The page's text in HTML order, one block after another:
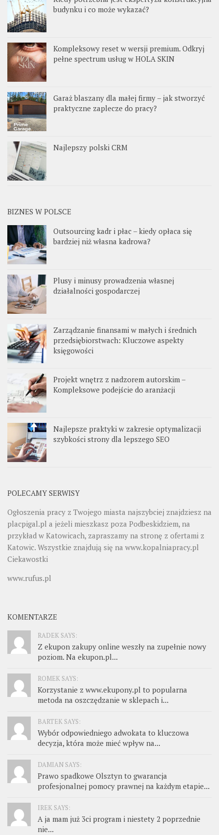
budynku i co może wykazać?
Kompleksowy reset w wersji premium. Odkryj
pełne spectrum usług w HOLA SKIN
Garaż blaszany dla małej firmy – jak stworzyć
praktyczne zaplecze do pracy?
Najlepszy polski CRM
BIZNES W POLSCE
Outsourcing kadr i płac – kiedy opłaca się
bardziej niż własna kadrowa?
Plusy i minusy prowadzenia własnej
działalności gospodarczej
Zarządzanie finansami w małych i średnich
przedsiębiorstwach: Kluczowe aspekty
księgowości
Projekt wnętrz z nadzorem autorskim –
Kompleksowe podejście do aranżacji
Najlepsze praktyki w zakresie optymalizacji
szybkości strony dla lepszego SEO
POLECAMY SERWISY
Ogłoszenia pracy z Twojego miasta najszybciej znajdziesz na
placpigal.pl a jeżeli mieszkasz poza Podbeskidziem, na
przykład w Katowicach, zapraszamy na stronę z ofertami z
Katowic. Wszystkie znajdują się na www.kopalniapracy.pl
Ciekawostki
www.rufus.pl
KOMENTARZE
RADEK SAYS:
Z ekupon zakupy online weszły na zupełnie nowy
poziom. Na ekupon.pl...
ROMEK SAYS:
Korzystanie z www.ekupony.pl to popularna
metoda na oszczędzanie w sklepach i...
BARTEK SAYS:
Wybór odpowiedniego adwokata to kluczowa
decyzja, która może mieć wpływ na...
DAMIAN SAYS:
Prawo spadkowe Olsztyn to gwarancja
profesjonalnej pomocy prawnej na każdym etapie...
IREK SAYS:
A ja mam już 3ci program i niestety 2 poprzednie
nie...